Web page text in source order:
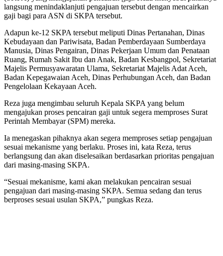
langsung menindaklanjuti pengajuan tersebut dengan mencairkan
gaji bagi para ASN di SKPA tersebut.
Adapun ke-12 SKPA tersebut meliputi Dinas Pertanahan, Dinas
Kebudayaan dan Pariwisata, Badan Pemberdayaan Sumberdaya
Manusia, Dinas Pengairan, Dinas Pekerjaan Umum dan Penataan
Ruang, Rumah Sakit Ibu dan Anak, Badan Kesbangpol, Sekretariat
Majelis Permusyawaratan Ulama, Sekretariat Majelis Adat Aceh,
Badan Kepegawaian Aceh, Dinas Perhubungan Aceh, dan Badan
Pengelolaan Kekayaan Aceh.
Reza juga mengimbau seluruh Kepala SKPA yang belum
mengajukan proses pencairan gaji untuk segera memproses Surat
Perintah Membayar (SPM) mereka.
Ia menegaskan pihaknya akan segera memproses setiap pengajuan
sesuai mekanisme yang berlaku. Proses ini, kata Reza, terus
berlangsung dan akan diselesaikan berdasarkan prioritas pengajuan
dari masing-masing SKPA.
“Sesuai mekanisme, kami akan melakukan pencairan sesuai
pengajuan dari masing-masing SKPA. Semua sedang dan terus
berproses sesuai usulan SKPA,” pungkas Reza.